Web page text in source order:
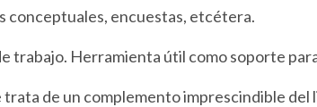
conceptuales, encuestas, etcétera.
trabajo. Herramienta útil como soporte
trata de un complemento imprescindible